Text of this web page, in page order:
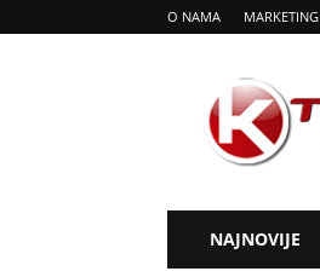
O NAMA MARKETING
Tv
Kladovo
NAJNOVIJE